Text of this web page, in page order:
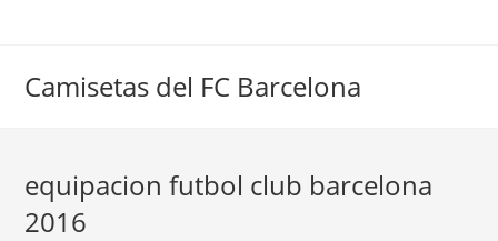
Camisetas del FC Barcelona
equipacion futbol club barcelona
2016